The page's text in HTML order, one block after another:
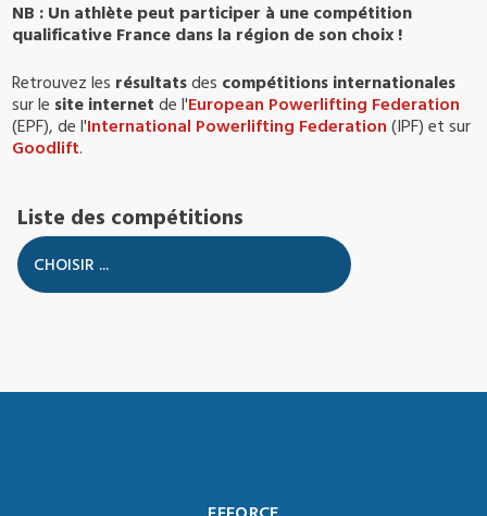
NB : Un athlète peut participer à une compétition
qualificative France dans la région de son choix !
Retrouvez les résultatsdes compétitions internationales
sur le site internet de l'European Powerlifting Federation
(EPF), de l'International Powerlifting Federation (IPF) et sur
Goodlift.
Liste des compétitions